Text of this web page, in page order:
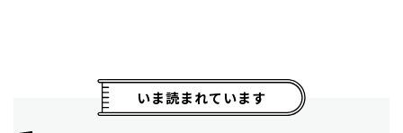
いま読まれています